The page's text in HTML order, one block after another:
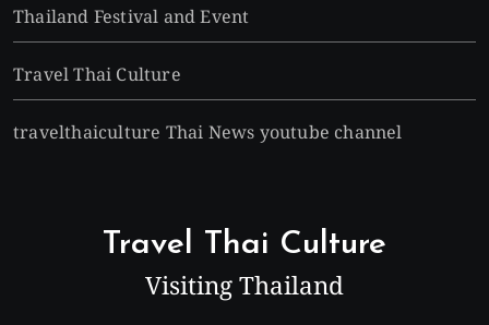
Thailand Festival and Event
Travel Thai Culture
travelthaiculture Thai News youtube channel
Travel Thai Culture
Visiting Thailand